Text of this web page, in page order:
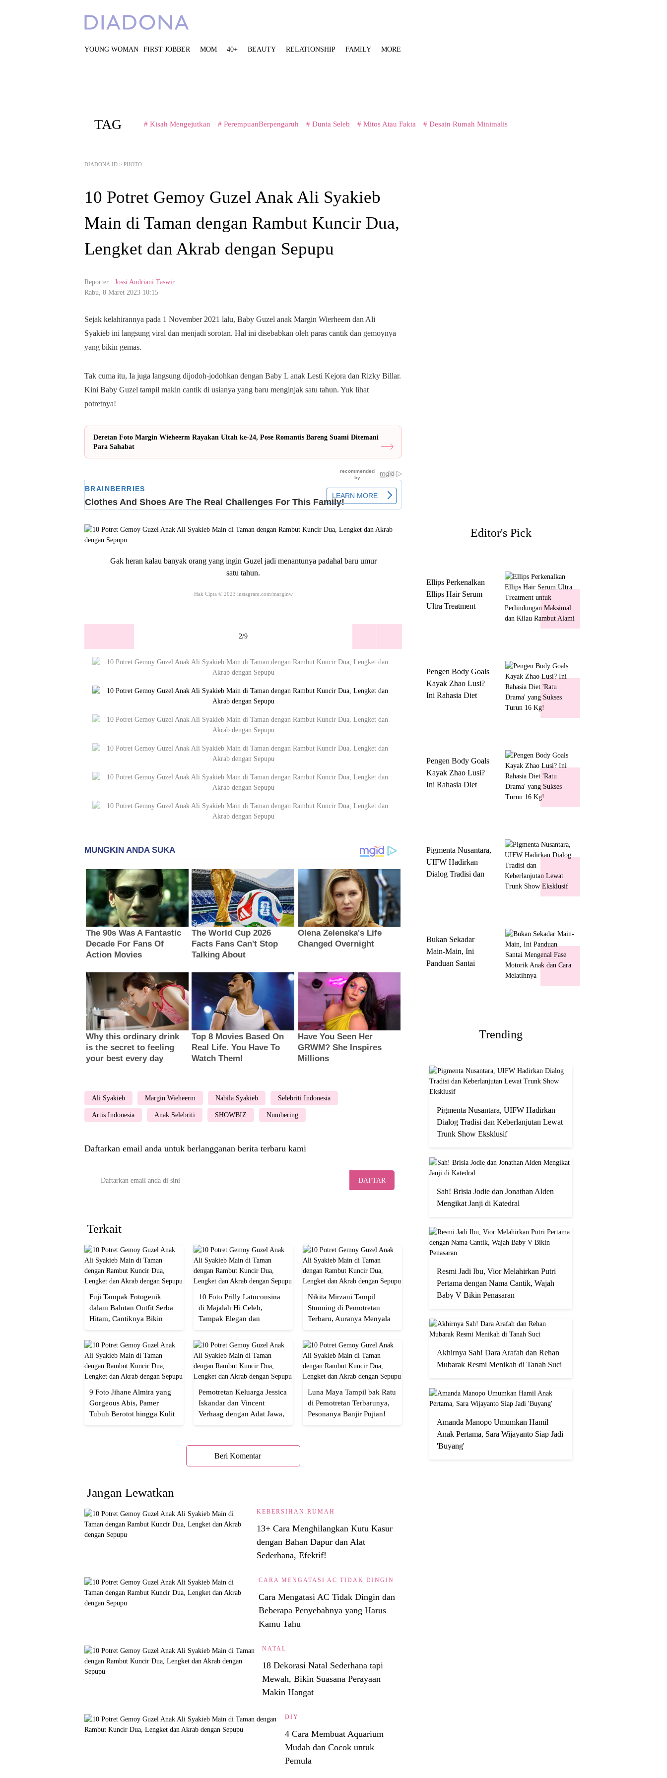
YOUNG WOMAN FIRST JOBBER MOM 40+ BEAUTY RELATIONSHIP FAMILY MORE
TAG # Kisah Mengejutkan # PerempuanBerpengaruh # Dunia Seleb # Mitos Atau Fakta # Desain Rumah Minimalis
DIADONA.ID > PHOTO
10 Potret Gemoy Guzel Anak Ali Syakieb
Main di Taman dengan Rambut Kuncir Dua,
Lengket dan Akrab dengan Sepupu
Reporter : Jossi Andriani Taswir
Rabu, 8 Maret 2023 10:15
Sejak kelahirannya pada 1 November 2021 lalu, Baby Guzel anak Margin Wierheem dan Ali
Syakieb ini langsung viral dan menjadi sorotan. Hal ini disebabkan oleh paras cantik dan gemoynya
yang bikin gemas.
Tak cuma itu, Ia juga langsung dijodoh-jodohkan dengan Baby L anak Lesti Kejora dan Rizky Billar.
Kini Baby Guzel tampil makin cantik di usianya yang baru menginjak satu tahun. Yuk lihat
potretnya!
Deretan Foto Margin Wieheerm Rayakan Ultah ke-24, Pose Romantis Bareng Suami Ditemani
Para Sahabat
Gak heran kalau banyak orang yang ingin Guzel jadi menantunya padahal baru umur
satu tahun.
Hak Cipta © 2023 instagram.com/marginw
2/9
Ali Syakieb Margin Wieheerm Nabila Syakieb Selebriti Indonesia
Artis Indonesia Anak Selebriti SHOWBIZ Numbering
Daftarkan email anda untuk berlangganan berita terbaru kami
DAFTAR
Terkait
Fuji Tampak Fotogenik
dalam Balutan Outfit Serba
Hitam, Cantiknya Bikin
10 Foto Prilly Latuconsina
di Majalah Hi Celeb,
Tampak Elegan dan
Nikita Mirzani Tampil
Stunning di Pemotretan
Terbaru, Auranya Menyala
9 Foto Jihane Almira yang
Gorgeous Abis, Pamer
Tubuh Berotot hingga Kulit
Pemotretan Keluarga Jessica
Iskandar dan Vincent
Verhaag dengan Adat Jawa,
Luna Maya Tampil bak Ratu
di Pemotretan Terbarunya,
Pesonanya Banjir Pujian!
Beri Komentar
Jangan Lewatkan
KEBERSIHAN RUMAH
13+ Cara Menghilangkan Kutu Kasur
dengan Bahan Dapur dan Alat
Sederhana, Efektif!
CARA MENGATASI AC TIDAK DINGIN
Cara Mengatasi AC Tidak Dingin dan
Beberapa Penyebabnya yang Harus
Kamu Tahu
NATAL
18 Dekorasi Natal Sederhana tapi
Mewah, Bikin Suasana Perayaan
Makin Hangat
DIY
4 Cara Membuat Aquarium
Mudah dan Cocok untuk
Pemula
Editor's Pick
Ellips Perkenalkan
Ellips Hair Serum
Ultra Treatment
Pengen Body Goals
Kayak Zhao Lusi?
Ini Rahasia Diet
Pengen Body Goals
Kayak Zhao Lusi?
Ini Rahasia Diet
Pigmenta Nusantara,
UIFW Hadirkan
Dialog Tradisi dan
Bukan Sekadar
Main-Main, Ini
Panduan Santai
Trending
Pigmenta Nusantara, UIFW Hadirkan
Dialog Tradisi dan Keberlanjutan Lewat
Trunk Show Eksklusif
Sah! Brisia Jodie dan Jonathan Alden
Mengikat Janji di Katedral
Resmi Jadi Ibu, Vior Melahirkan Putri
Pertama dengan Nama Cantik, Wajah
Baby V Bikin Penasaran
Akhirnya Sah! Dara Arafah dan Rehan
Mubarak Resmi Menikah di Tanah Suci
Amanda Manopo Umumkan Hamil
Anak Pertama, Sara Wijayanto Siap Jadi
'Buyang'